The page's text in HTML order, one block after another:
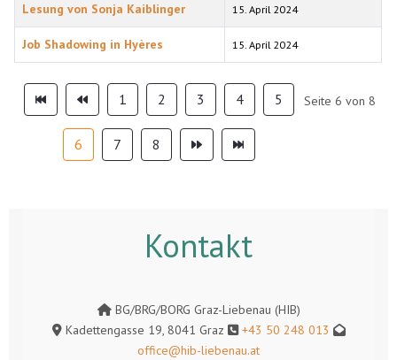
Lesung von Sonja Kaiblinger 15. April 2024
Job Shadowing in Hyères 15. April 2024
Seite 6 von 8
1 2 3 4 5
6 7 8
Kontakt
BG/BRG/BORG Graz-Liebenau (HIB)
Kadettengasse 19, 8041 Graz
+43 50 248 013
office@hib-liebenau.at